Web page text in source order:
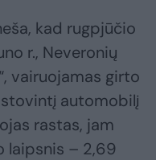
kad rugpjūčio
r., Neveronių
vairuojamas girto
stovintį automobilį
rastas, jam
laipsnis – 2,69